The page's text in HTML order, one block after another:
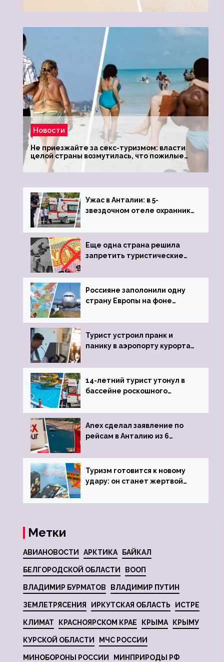
Новости
Не приезжайте за секс-туризмом: власти
целой страны возмутилась, что пожилые
туристки массово едут к ним, чтобы
обзавестись молодыми любовниками
Ужас в Анталии: в 5-
звездочном отеле охранник
пистолета
Еще одна страна решила
запретить туристические
Россияне заполонили одну
страну Европы на фоне
виз
Турист устроил пранк и
панику в аэропорту курорта,
задержке рейса
14-летний турист утонул в
бассейне роскошного
Anex сделал заявление по
рейсам в Анталию из 6
Туризм готовится к новому
удару: он станет жертвой
Метки
АВИАНОВОСТИ АРКТИКА БАЙКАЛ
БЕЛГОРОДСКОЙ ОБЛАСТИ ВООП
ВЛАДИМИР БУРМАТОВ ВЛАДИМИР ПУТИН
ЗЕМЛЕТРЯСЕНИЯ ИРКУТСКАЯ ОБЛАСТЬ ИСТРЕ
КЛИМАТ КРАСНОЯРСКОМ КРАЕ КРЫМА КРЫМУ
КУРСКОЙ ОБЛАСТИ МЧС РОССИИ
МИНОБОРОНЫ РОССИИ МИНПРИРОДЫ РФ